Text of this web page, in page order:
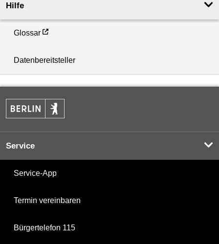
Hilfe
Glossar
Datenbereitsteller
Service
Service-App
Termin vereinbaren
Bürgertelefon 115